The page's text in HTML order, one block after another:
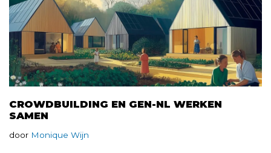
CROWDBUILDING EN GEN-NL WERKEN
SAMEN
door Monique Wijn